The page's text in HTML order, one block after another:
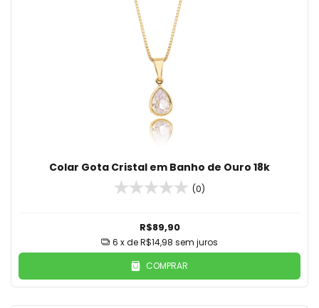
Colar Gota Cristal em Banho de Ouro 18k
(0)
R$89,90
6 x deR$14,98 sem juros
COMPRAR